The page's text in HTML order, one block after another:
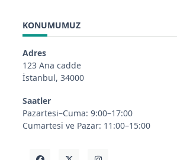
KONUMUMUZ
Adres
123 Ana cadde
İstanbul, 34000
Saatler
Pazartesi–Cuma: 9:00–17:00
Cumartesi ve Pazar: 11:00–15:00